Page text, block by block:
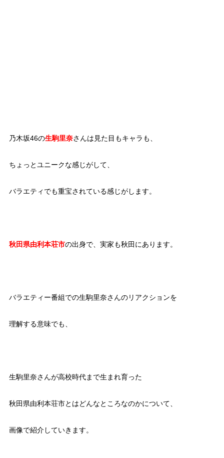
乃木坂46の生駒里奈さんは見た目もキャラも、
ちょっとユニークな感じがして、
バラエティでも重宝されている感じがします。
秋田県由利本荘市の出身で、実家も秋田にあります。
バラエティー番組での生駒里奈さんのリアクションを
理解する意味でも、
生駒里奈さんが高校時代まで生まれ育った
秋田県由利本荘市とはどんなところなのかについて、
画像で紹介していきます。